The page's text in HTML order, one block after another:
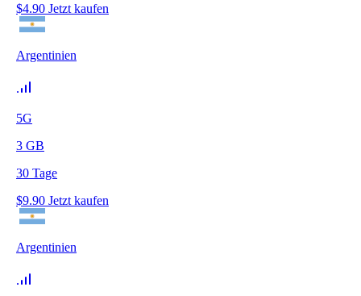
$4.90 Jetzt kaufen
Argentinien
5G
3 GB
30 Tage
$9.90 Jetzt kaufen
Argentinien